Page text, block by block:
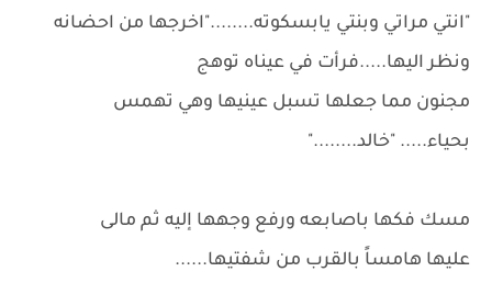
"انتي مراتي وبنتي يابسكوته........"اخرجها من احضانه
ونظر اليها.....فرأت في عيناه توهج
مجنون مما جعلها تسبل عينيها وهي تهمس
بحياء..... "خالد........"
مسك فكها باصابعه ورفع وجهها إليه ثم مالى
عليها هامساً بالقرب من شفتيها......